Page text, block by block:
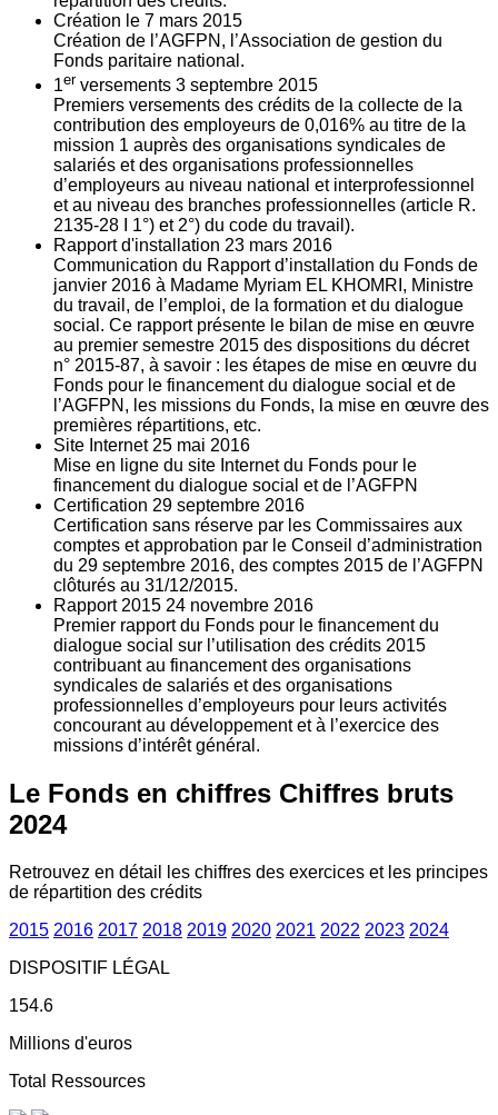
Création le 7 mars 2015
Création de l’AGFPN, l’Association de gestion du
Fonds paritaire national.
1er versements 3 septembre 2015
Premiers versements des crédits de la collecte de la
contribution des employeurs de 0,016% au titre de la
mission 1 auprès des organisations syndicales de
salariés et des organisations professionnelles
d’employeurs au niveau national et interprofessionnel
et au niveau des branches professionnelles (article R.
2135‐28 I 1°) et 2°) du code du travail).
Rapport d'installation 23 mars 2016
Communication du Rapport d’installation du Fonds de
janvier 2016 à Madame Myriam EL KHOMRI, Ministre
du travail, de l’emploi, de la formation et du dialogue
social. Ce rapport présente le bilan de mise en œuvre
au premier semestre 2015 des dispositions du décret
n° 2015-87, à savoir : les étapes de mise en œuvre du
Fonds pour le financement du dialogue social et de
l’AGFPN, les missions du Fonds, la mise en œuvre des
premières répartitions, etc.
Site Internet 25 mai 2016
Mise en ligne du site Internet du Fonds pour le
financement du dialogue social et de l’AGFPN
Certification 29 septembre 2016
Certification sans réserve par les Commissaires aux
comptes et approbation par le Conseil d’administration
du 29 septembre 2016, des comptes 2015 de l’AGFPN
clôturés au 31/12/2015.
Rapport 2015 24 novembre 2016
Premier rapport du Fonds pour le financement du
dialogue social sur l’utilisation des crédits 2015
contribuant au financement des organisations
syndicales de salariés et des organisations
professionnelles d’employeurs pour leurs activités
concourant au développement et à l’exercice des
missions d’intérêt général.
Le Fonds en chiffres Chiffres bruts
2024
Retrouvez en détail les chiffres des exercices et les principes
de répartition des crédits
2015 2016 2017 2018 2019 2020 2021 2022 2023 2024
DISPOSITIF LÉGAL
154.6
Millions d'euros
Total Ressources